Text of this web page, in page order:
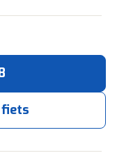
fiets
snel contact